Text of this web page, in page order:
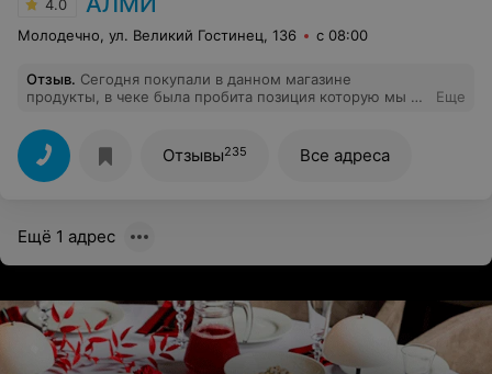
4.0
Молодечно, ул. Великий Гостинец, 136 с 08:00
Отзыв. Сегодня покупали в данном магазине
продукты, в чеке была пробита позиция которую мы не
охране получили хамский ответ. Очень неприятно. Не
рекомендую!
Еще
Отзывы235 Все адреса
Ещё 1 адрес